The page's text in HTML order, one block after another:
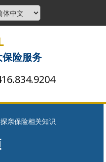
险服务
探亲保险相关知识